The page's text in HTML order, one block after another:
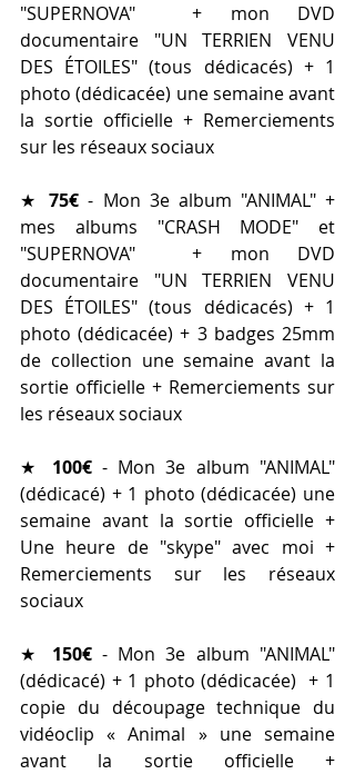
"SUPERNOVA"  + mon DVD
documentaire "UN TERRIEN VENU
DES ÉTOILES" (tous dédicacés) + 1
photo (dédicacée) une semaine avant
la sortie officielle + Remerciements
sur les réseaux sociaux
★ 75€ - Mon 3e album "ANIMAL" +
mes albums "CRASH MODE" et
"SUPERNOVA"  + mon DVD
documentaire "UN TERRIEN VENU
DES ÉTOILES" (tous dédicacés) + 1
photo (dédicacée) + 3 badges 25mm
de collection une semaine avant la
sortie officielle + Remerciements sur
les réseaux sociaux
★ 100€ - Mon 3e album "ANIMAL"
(dédicacé) + 1 photo (dédicacée) une
semaine avant la sortie officielle +
Une heure de "skype" avec moi +
Remerciements sur les réseaux
sociaux
★ 150€ - Mon 3e album "ANIMAL"
(dédicacé) + 1 photo (dédicacée)  + 1
copie du découpage technique du
vidéoclip « Animal » une semaine
avant la sortie officielle +